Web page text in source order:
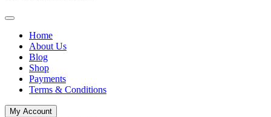
Home
About Us
Blog
Shop
Payments
Terms & Conditions
My Account